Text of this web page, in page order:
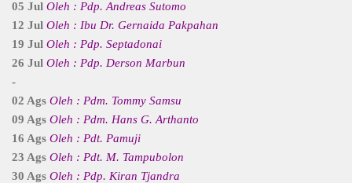
05 Jul Oleh : Pdp. Andreas Sutomo
12 Jul Oleh : Ibu Dr. Gernaida Pakpahan
19 Jul Oleh : Pdp. Septadonai
26 Jul Oleh : Pdp. Derson Marbun
-
02 Ags Oleh : Pdm. Tommy Samsu
09 Ags Oleh : Pdm. Hans G. Arthanto
16 Ags Oleh : Pdt. Pamuji
23 Ags Oleh : Pdt. M. Tampubolon
30 Ags Oleh : Pdp. Kiran Tjandra